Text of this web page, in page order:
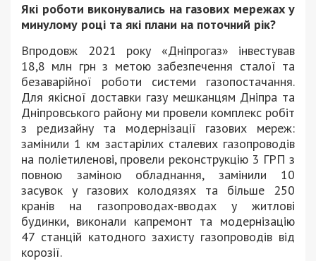
Які роботи виконувались на газових мережах у
минулому році та які плани на поточний рік?
Впродовж 2021 року «Дніпрогаз» інвестував
18,8 млн грн з метою забезпечення сталої та
безаварійної роботи системи газопостачання.
Для якісної доставки газу мешканцям Дніпра та
Дніпровського району ми провели комплекс робіт
з редизайну та модернізації газових мереж:
замінили 1 км застарілих сталевих газопроводів
на поліетиленові, провели реконструкцію 3 ГРП з
повною заміною обладнання, замінили 10
засувок у газових колодязях та більше 250
кранів на газопроводах-вводах у житлові
будинки, виконали капремонт та модернізацію
47 станцій катодного захисту газопроводів від
корозії.